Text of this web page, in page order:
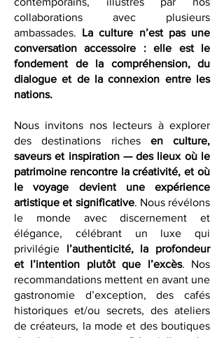
alliances historiques et les partenariats
contemporains, illustrés par nos
collaborations avec plusieurs
ambassades. La culture n’est pas une
conversation accessoire : elle est le
fondement de la compréhension, du
dialogue et de la connexion entre les
Nous invitons nos lecteurs à explorer
des destinations richesen culture,
saveurs et inspiration — des lieux où le
patrimoine rencontre la créativité, et où
le voyage devient une expérience
artistique et significative. Nous révélons
le monde avec discernement et
élégance, célébrant un luxe qui
privilégiel’authenticité, la profondeur
et l’intention plutôt que l’excès. Nos
recommandations mettent en avant une
gastronomie d’exception, des cafés
historiques et/ou secrets, des ateliers